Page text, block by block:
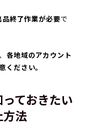
終了作業が必要で
各地域のアカウント
ください。
ておきたい
方法